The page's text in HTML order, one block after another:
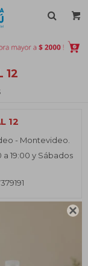

12
12
- Montevideo.
19:00 y Sábados